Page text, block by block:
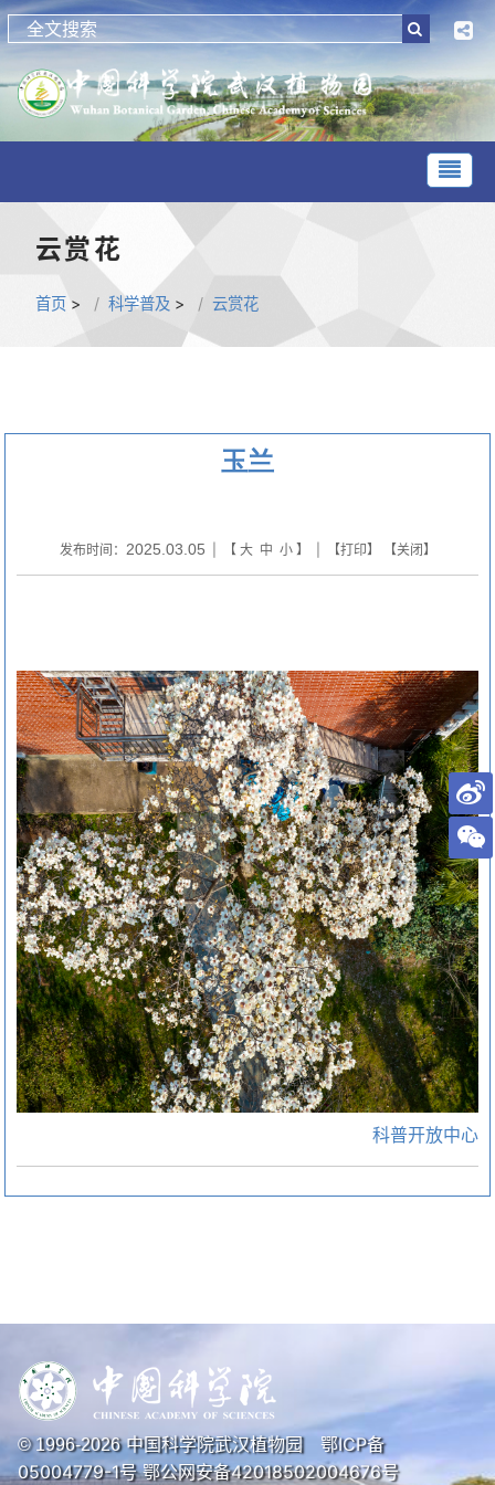
云赏花
首页 > 科学普及 > 云赏花
玉兰
发布时间： 2025.03.05 | 【 大 中 小】 | 【打印】 【关闭】
科普开放中心
© 1996-2026中国科学院武汉植物园 鄂ICP备
05004779-1号鄂公网安备42018502004676号